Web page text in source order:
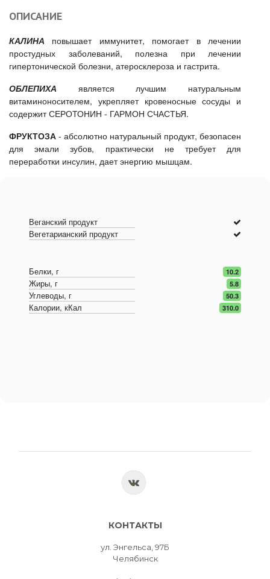
ОПИСАНИЕ
КАЛИНА повышает иммунитет, помогает в лечении
простудных заболеваний, полезна при лечении
гипертонической болезни, атеросклероза и гастрита.
ОБЛЕПИХА является лучшим натуральным
витаминоносителем, укрепляет кровеносные сосуды и
содержит СЕРОТОНИН - ГАРМОН СЧАСТЬЯ.
ФРУКТОЗА - абсолютно натуральный продукт, безопасен
для эмали зубов, практически не требует для
переработки инсулин, дает энергию мышцам.
Веганский продукт
Вегетарианский продукт
Белки, г 10.2
Жиры, г 5.8
Углеводы, г 50.3
Калории, кКал 310.0
КОНТАКТЫ
ул. Энгельса, 97Б
Челябинск